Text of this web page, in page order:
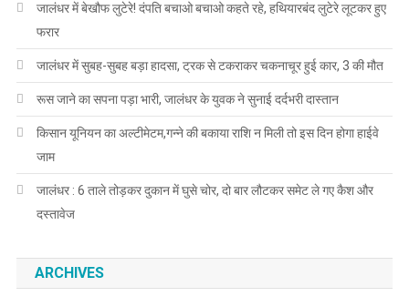
जालंधर में बेखौफ लुटेरे! दंपति बचाओ बचाओ कहते रहे, हथियारबंद लुटेरे लूटकर हुए
फरार
जालंधर में सुबह-सुबह बड़ा हादसा, ट्रक से टकराकर चकनाचूर हुई कार, 3 की मौत
रूस जाने का सपना पड़ा भारी, जालंधर के युवक ने सुनाई दर्दभरी दास्तान
किसान यूनियन का अल्टीमेटम,गन्ने की बकाया राशि न मिली तो इस दिन होगा हाईवे
जाम
जालंधर : 6 ताले तोड़कर दुकान में घुसे चोर, दो बार लौटकर समेट ले गए कैश और
दस्तावेज
ARCHIVES